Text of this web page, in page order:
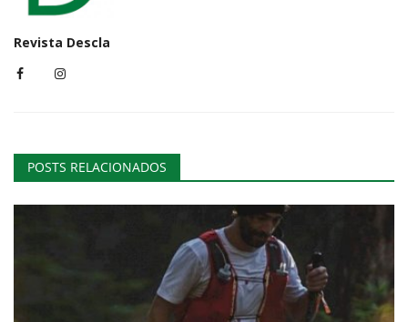
Revista Descla
POSTS RELACIONADOS